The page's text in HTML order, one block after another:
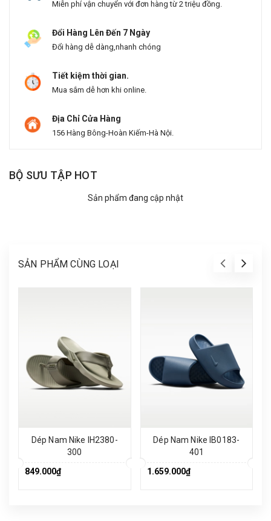
Miễn phí vận chuyển với đơn hàng từ 2 triệu đồng.
Đổi Hàng Lên Đến 7 Ngày
Đổi hàng dễ dàng,nhanh chóng
Tiết kiệm thời gian.
Mua sắm dễ hơn khi online.
Địa Chỉ Cửa Hàng
156 Hàng Bông-Hoàn Kiếm-Hà Nội.
BỘ SƯU TẬP HOT
Sản phẩm đang cập nhật
SẢN PHẨM CÙNG LOẠI
Dép Nam Nike IH2380-
300
849.000₫
Dép Nam Nike IB0183-
401
1.659.000₫